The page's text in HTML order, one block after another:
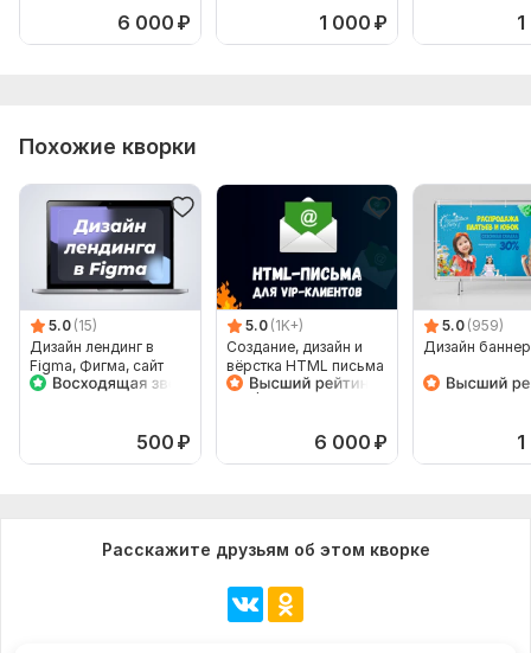
6 000 ₽ 1 000 ₽
Похожие кворки
5.0 (15)
Дизайн лендинг в
Figma, Фигма, сайт
500 ₽
5.0 (1K+)
Создание, дизайн и
вёрстка HTML письма
для рассылки под
6 000 ₽
5.0 (959)
Дизайн
Расскажите друзьям об этом кворке